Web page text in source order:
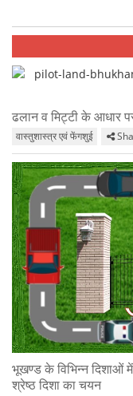
ढलान व मिट्टी के आधार
वास्तुशास्त्र एवं फेंगशुई
भूखण्ड के विभिन्न दिशाओं में
श्रेष्ठ दिशा का चयन